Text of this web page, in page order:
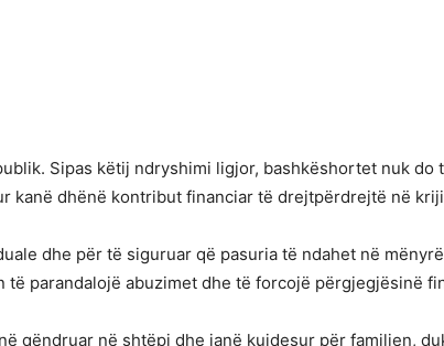
Sipas këtij ndryshimi ligjor, bashkëshortet nuk do
kanë dhënë kontribut financiar të drejtpërdrejtë në
dhe për të siguruar që pasuria të ndahet në
parandalojë abuzimet dhe të forcojë përgjegjësinë
qëndruar në shtëpi dhe janë kujdesur për familjen,